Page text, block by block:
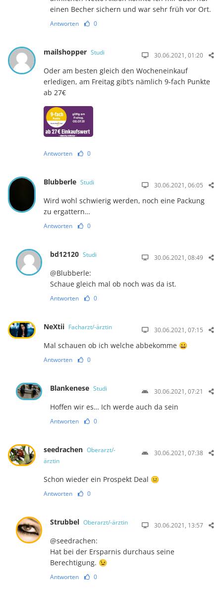
einen Becher sichern und war sehr früh vor Ort.
Antworten 0
mailshopper Studi 30.06.2021, 01:20
Oder am besten gleich den Wocheneinkauf
erledigen, am Freitag gibt’s nämlich 9-fach Punkte
ab 27€
Antworten 0
Blubberle Studi 30.06.2021, 06:05
Wird wohl schwierig werden, noch eine Packung
zu ergattern…
Antworten 0
bd12120 Studi 30.06.2021, 08:49
@Blubberle:
Schaue gleich mal ob noch was da ist.
Antworten 0
NeXtii Facharzt/-ärztin 30.06.2021, 07:15
Mal schauen ob ich welche abbekomme 😀
Antworten 0
Blankenese Studi 30.06.2021, 07:21
Hoffen wir es… Ich werde auch da sein
Antworten 0
seedrachen Oberarzt/-
ärztin
30.06.2021, 07:38
Schon wieder ein Prospekt Deal 😐
Antworten 0
Strubbel Oberarzt/-ärztin 30.06.2021, 13:57
@seedrachen:
Hat bei der Ersparnis durchaus seine
Berechtigung. 😉
Antworten 0